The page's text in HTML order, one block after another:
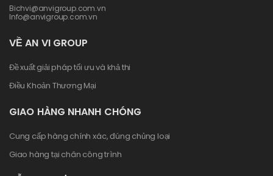
Bichvi@anvigroup.com.vn
Info@anvigroup.com.vn
VỀ AN VI GROUP
Đề xuất giải pháp tối ưu và khả thi
Điều Khoản Thương Mại
GIAO HÀNG NHANH CHÓNG
Cung cấp hàng chính xác, đúng chủng loại
Giao hàng tại chân công trình